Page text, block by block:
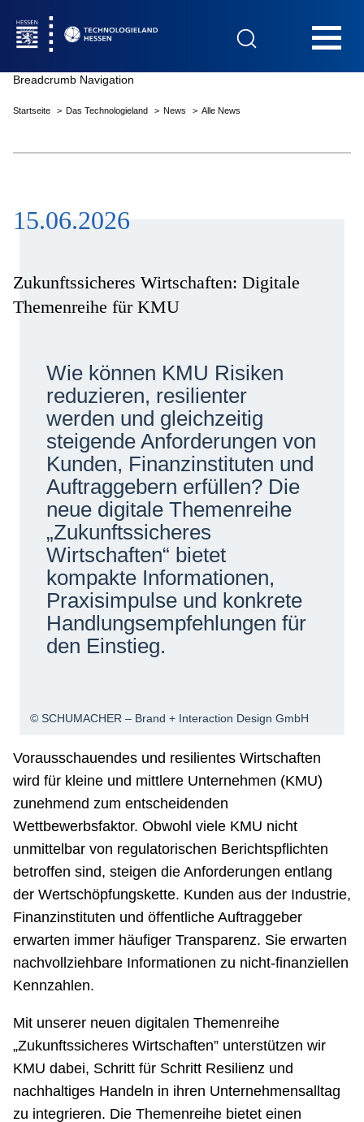
Das Technologieland
Innovationsfelder
Netzwerke
Breadcrumb Navigation
Startseite Das Technologieland News Alle News
15.06.2026
Zukunftssicheres Wirtschaften: Digitale
Themenreihe für KMU
Wie können KMU Risiken
reduzieren, resilienter
werden und gleichzeitig
steigende Anforderungen von
Kunden, Finanzinstituten und
Auftraggebern erfüllen? Die
neue digitale Themenreihe
„Zukunftssicheres
Wirtschaften“ bietet
kompakte Informationen,
Praxisimpulse und konkrete
Handlungsempfehlungen für
den Einstieg.
© SCHUMACHER – Brand + Interaction Design GmbH
Vorausschauendes und resilientes Wirtschaften
wird für kleine und mittlere Unternehmen (KMU)
zunehmend zum entscheidenden
Wettbewerbsfaktor. Obwohl viele KMU nicht
unmittelbar von regulatorischen Berichtspflichten
betroffen sind, steigen die Anforderungen entlang
der Wertschöpfungskette. Kunden aus der Industrie,
Finanzinstituten und öffentliche Auftraggeber
erwarten immer häufiger Transparenz. Sie erwarten
nachvollziehbare Informationen zu nicht-finanziellen
Kennzahlen.
Mit unserer neuen digitalen Themenreihe
„Zukunftssicheres Wirtschaften” unterstützen wir
KMU dabei, Schritt für Schritt Resilienz und
nachhaltiges Handeln in ihren Unternehmensalltag
zu integrieren. Die Themenreihe bietet einen